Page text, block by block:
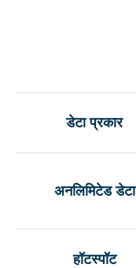
डेटा प्रकार
अनलिमिटेड डेटा
हॉटस्पॉट